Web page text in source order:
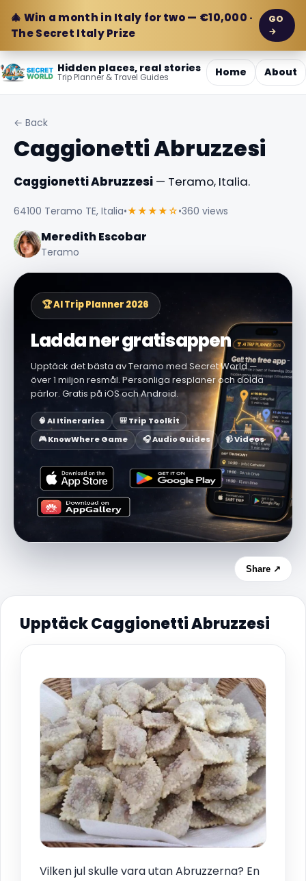
🎄 Win a month in Italy for two — €10,000 ·
The Secret Italy Prize
GO
→
Hidden places, real stories
Trip Planner & Travel Guides Home About
← Back
Caggionetti Abruzzesi
Caggionetti Abruzzesi — Teramo, Italia.
64100 Teramo TE, Italia•★★★★☆•360 views
Meredith Escobar
Teramo
🏆 AI Trip Planner 2026
Ladda ner gratisappen
Upptäck det bästa av Teramo med Secret World —
över 1 miljon resmål. Personliga resplaner och dolda
pärlor. Gratis på iOS och Android.
🧠 AI Itineraries
🎒 Trip Toolkit
🎮 KnowWhere Game
🎧 Audio Guides 📹 Videos
Share ↗
Upptäck Caggionetti Abruzzesi
Vilken jul skulle vara utan Abruzzerna? En